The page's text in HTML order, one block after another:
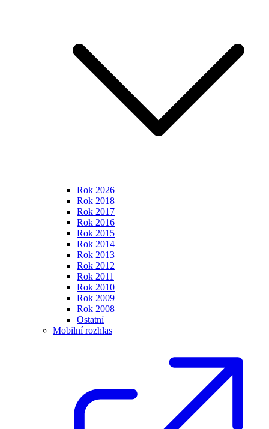
Rok 2026
Rok 2018
Rok 2017
Rok 2016
Rok 2015
Rok 2014
Rok 2013
Rok 2012
Rok 2011
Rok 2010
Rok 2009
Rok 2008
Ostatní
Mobilní rozhlas